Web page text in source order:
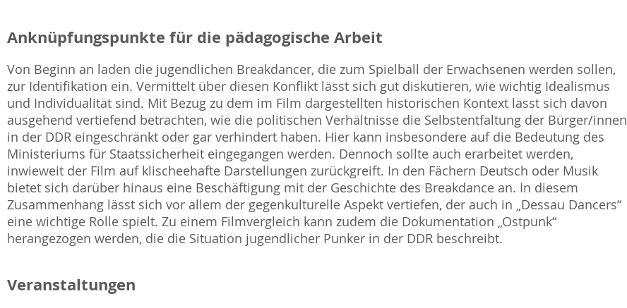
Anknüpfungspunkte für die pädagogische Arbeit
Von Beginn an laden die jugendlichen Breakdancer, die zum Spielball der Erwachsenen werden sollen,
zur Identifikation ein. Vermittelt über diesen Konflikt lässt sich gut diskutieren, wie wichtig Idealismus
und Individualität sind. Mit Bezug zu dem im Film dargestellten historischen Kontext lässt sich davon
ausgehend vertiefend betrachten, wie die politischen Verhältnisse die Selbstentfaltung der Bürger/innen
in der DDR eingeschränkt oder gar verhindert haben. Hier kann insbesondere auf die Bedeutung des
Ministeriums für Staatssicherheit eingegangen werden. Dennoch sollte auch erarbeitet werden,
inwieweit der Film auf klischeehafte Darstellungen zurückgreift. In den Fächern Deutsch oder Musik
bietet sich darüber hinaus eine Beschäftigung mit der Geschichte des Breakdance an. In diesem
Zusammenhang lässt sich vor allem der gegenkulturelle Aspekt vertiefen, der auch in „Dessau Dancers“
eine wichtige Rolle spielt. Zu einem Filmvergleich kann zudem die Dokumentation „Ostpunk“
herangezogen werden, die die Situation jugendlicher Punker in der DDR beschreibt.
Veranstaltungen